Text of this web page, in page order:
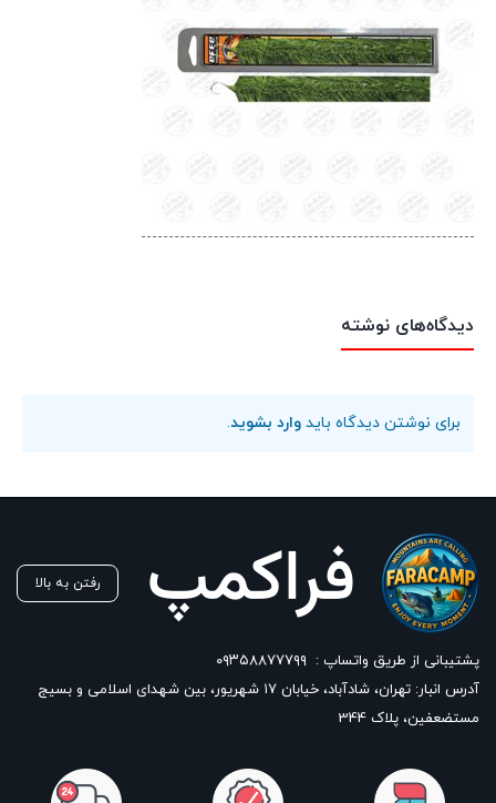
دیدگاه‌های نوشته
برای نوشتن دیدگاه باید وارد بشوید.
رفتن به بالا
پشتیبانی از طریق واتساپ : ۰۹۳۵۸۸۷۷۷۹۹
آدرس انبار: تهران، شادآباد، خیابان ١٧ شهریور، بین شهدای اسلامی و بسیج
مستضعفین، پلاک 344